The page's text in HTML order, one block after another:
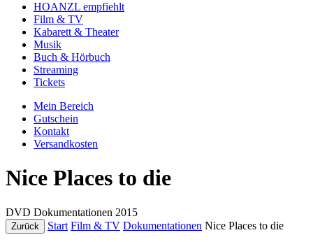
HOANZL empfiehlt
Film & TV
Kabarett & Theater
Musik
Buch & Hörbuch
Streaming
Tickets
Mein Bereich
Gutschein
Kontakt
Versandkosten
Nice Places to die
DVD Dokumentationen 2015
Zurück Start Film & TV Dokumentationen Nice Places to die